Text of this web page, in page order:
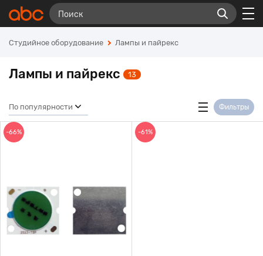
Студийное оборудование Лампы и пайрекс
Лампы и пайрекс 13
По популярности Фильтры
-66% -61%